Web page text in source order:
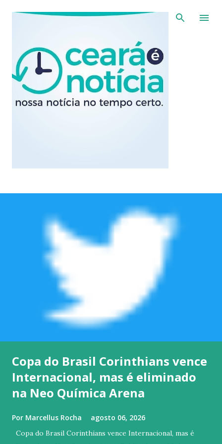
Pular para o conteúdo principal
Copa do Brasil Corinthians vence
Internacional, mas é eliminado
na Neo Química Arena
Por Marcellus Rocha agosto 06, 2026
Copa do Brasil Corinthians vence Internacional, mas é